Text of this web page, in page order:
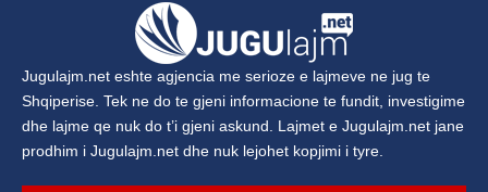
Jugulajm.net eshte agjencia me serioze e lajmeve ne jug te
Shqiperise. Tek ne do te gjeni informacione te fundit, investigime
dhe lajme qe nuk do t’i gjeni askund. Lajmet e Jugulajm.net jane
prodhim i Jugulajm.net dhe nuk lejohet kopjimi i tyre.